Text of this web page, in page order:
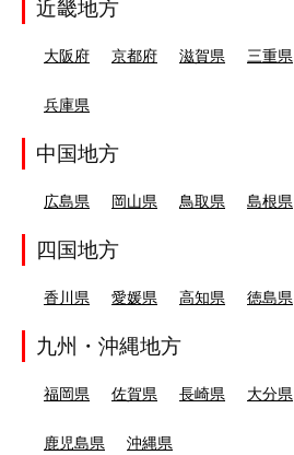
近畿地方
大阪府 京都府 滋賀県 三重県
兵庫県
中国地方
広島県 岡山県 鳥取県 島根県
四国地方
香川県 愛媛県 高知県 徳島県
九州・沖縄地方
福岡県 佐賀県 長崎県 大分県
鹿児島県 沖縄県